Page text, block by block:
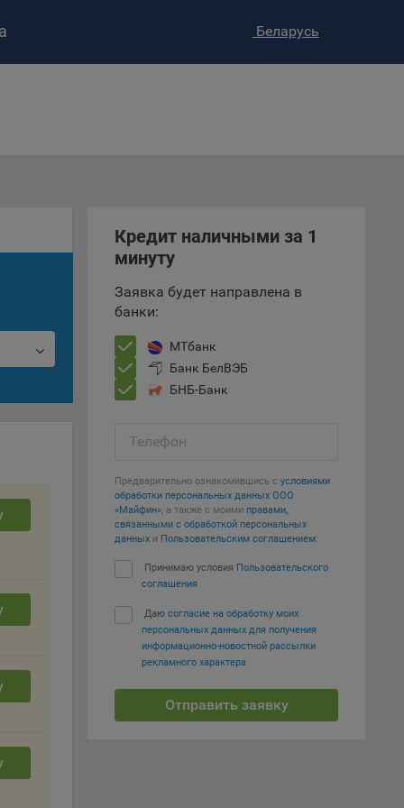
и
если
Беларусь
Кредит наличными за 1
минуту
Заявка будет направлена в
банки:
МТбанк
Банк БелВЭБ
БНБ-Банк
Телефон
Предварительно ознакомившись с условиями
обработки персональных данных ООО
«Майфин», а также с моими правами,
связанными с обработкой персональных
данных и Пользовательским соглашением:
Принимаю условия Пользовательского
соглашения
Даю согласие на обработку моих
персональных данных для получения
информационно-новостной рассылки
рекламного характера
Отправить заявку